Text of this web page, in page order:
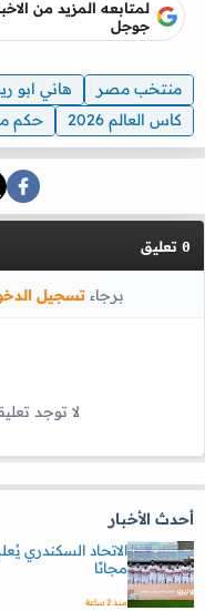
لمتابعه المزيد من
جوجل
منتخب مصر هاني ابو
كاس العالم 2026
حكم
0 تعليق
برجاءتسجيل
لا توجد
أحدث الأخبار
الاتحاد السكندري
مجانًا
منذ 2 ساعة